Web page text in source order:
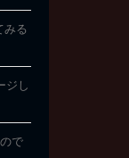
みる
ジし
で